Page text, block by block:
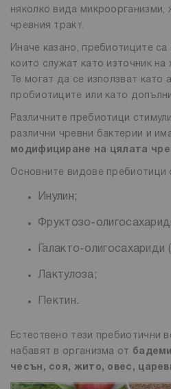
няколко вида
чревния тракт.
Иначе казано, пребиотиците са
които служат като източник
Те могат да се използват като
пробиотиците или като
Различните пребиотици
различни чревни бактерии и
модифициране на цялата
Основните видове пребиотици
Инулин;
Фруктозо-
Галакто-олигосахариди
Лактулоза;
Пектин.
Естествено тези пребиотични
набавят в организма от
чесън, соя, жито, овес,